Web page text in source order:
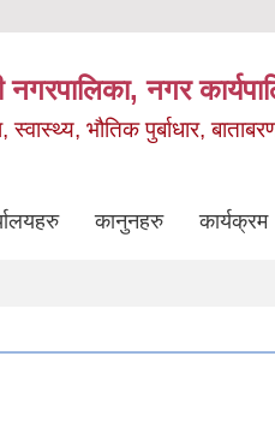
नगरपालिका, नगर
स्वास्थ्य, भौतिक पुर्बाधार,
कानुनहरु कार्यक्रम